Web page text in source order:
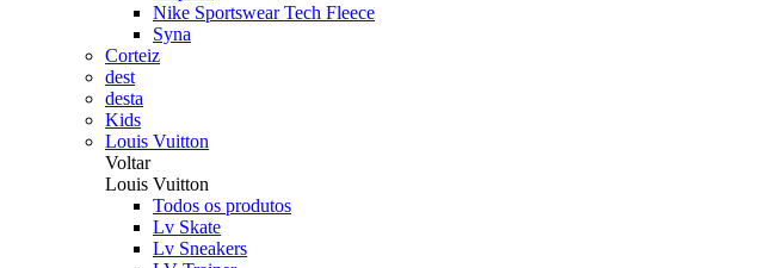
Nike Sportswear Tech Fleece
Syna
Corteiz
dest
desta
Kids
Louis Vuitton
Voltar
Louis Vuitton
Todos os produtos
Lv Skate
Lv Sneakers